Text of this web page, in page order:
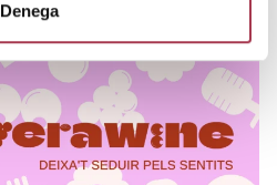
Denega